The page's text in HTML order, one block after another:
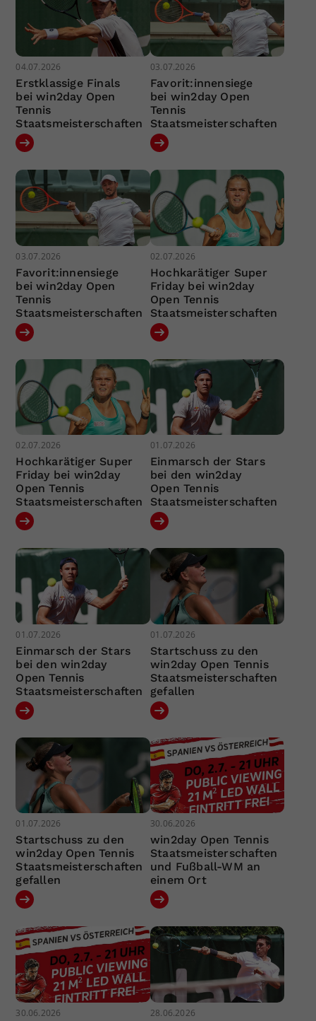
04.07.2026
Erstklassige Finals
bei win2day Open
Tennis
Staatsmeisterschaften
03.07.2026
Favorit:innensiege
bei win2day Open
Tennis
Staatsmeisterschaften
03.07.2026
Favorit:innensiege
bei win2day Open
Tennis
Staatsmeisterschaften
02.07.2026
Hochkarätiger Super
Friday bei win2day
Open Tennis
Staatsmeisterschaften
02.07.2026
Hochkarätiger Super
Friday bei win2day
Open Tennis
Staatsmeisterschaften
01.07.2026
Einmarsch der Stars
bei den win2day
Open Tennis
Staatsmeisterschaften
01.07.2026
Einmarsch der Stars
bei den win2day
Open Tennis
Staatsmeisterschaften
01.07.2026
Startschuss zu den
win2day Open Tennis
Staatsmeisterschaften
gefallen
01.07.2026
Startschuss zu den
win2day Open Tennis
Staatsmeisterschaften
gefallen
30.06.2026
win2day Open Tennis
Staatsmeisterschaften
und Fußball-WM an
einem Ort
30.06.2026 28.06.2026